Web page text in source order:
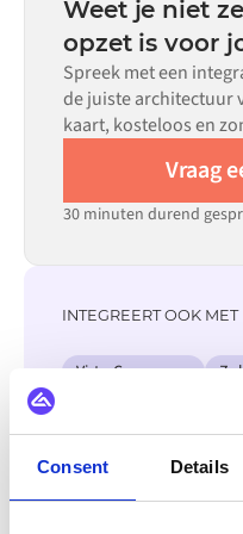
Consent Details
beoordelingsproces. Voor
klare connectoren
marketplace, wat de
Weet je niet
opzet is voor
Spreek met een
de juiste architectuur
kaart, kosteloos en
Vraag
30 minuten durend
INTEGREERT OOK MET
Virto Commerce
Microsoft Dynamics
Bekijk alle Stripe